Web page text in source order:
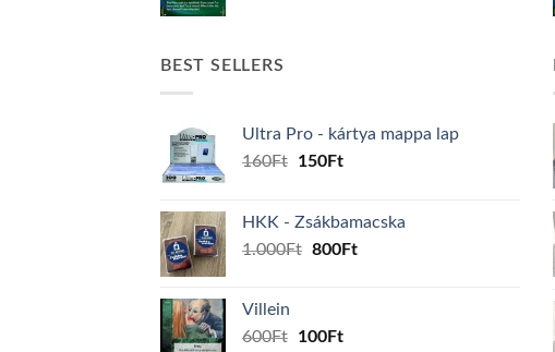
BEST SELLERS
Ultra Pro - kártya mappa lap
160Ft
Original
160Ft.
150FtCurrent
150Ft.
HKK - Zsákbamacska
1.000Ft Original
800FtCurrent
Villein
600Ft
Original
100FtCurrent